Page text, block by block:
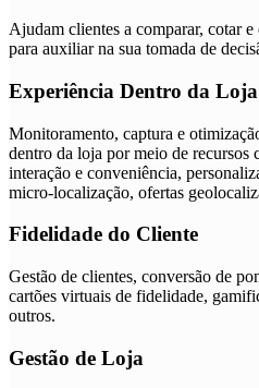
Ajudam clientes a comparar, cotar
para auxiliar na sua tomada de
Experiência Dentro da Loja
Monitoramento, captura e
dentro da loja por meio de recursos
interação e conveniência,
micro-localização, ofertas
Fidelidade do Cliente
Gestão de clientes, conversão de
cartões virtuais de fidelidade,
outros.
Gestão de Loja